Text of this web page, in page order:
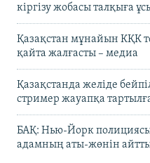
кіргізу жобасы талқыға
Қазақстан мұнайын КҚК
қайта жалғасты – медиа
Қазақстанда желіде
стример жауапқа
БАҚ: Нью-Йорк полициясы
адамның аты-жөнін